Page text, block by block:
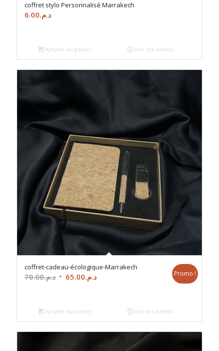
coffret stylo Personnalisé Marrakech
د.م.6.00
Ajouter au panier Voir les détails
coffret-cadeau-écologique-Marrakech
د.م.70.00
Le
était :
د.م.70.00.
د.م.65.00
Le
د.م.65.00.
Promo !
Ajouter au panier Voir les détails